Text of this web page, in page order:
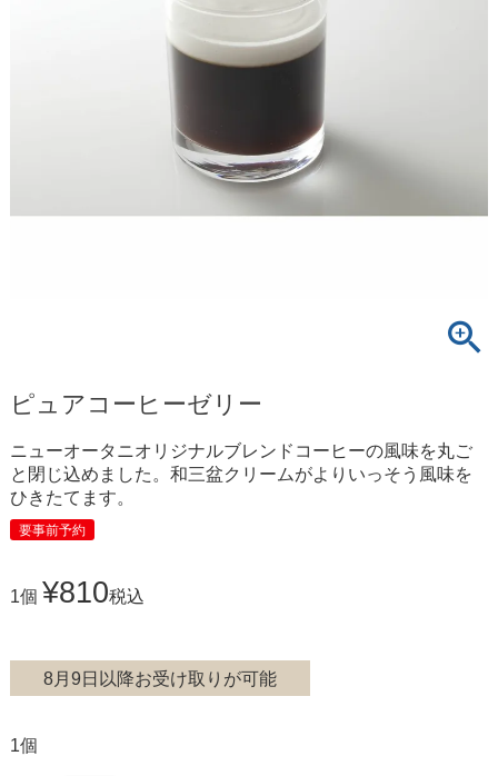
ピュアコーヒーゼリー
ニューオータニオリジナルブレンドコーヒーの風味を丸ご
と閉じ込めました。和三盆クリームがよりいっそう風味を
ひきたてます。
要事前予約
1個 ¥810税込
8月9日以降お受け取りが可能
1個